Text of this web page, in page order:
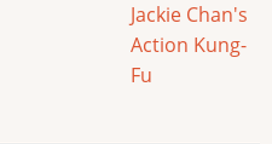
Jackie Chan's
Action Kung-
Fu